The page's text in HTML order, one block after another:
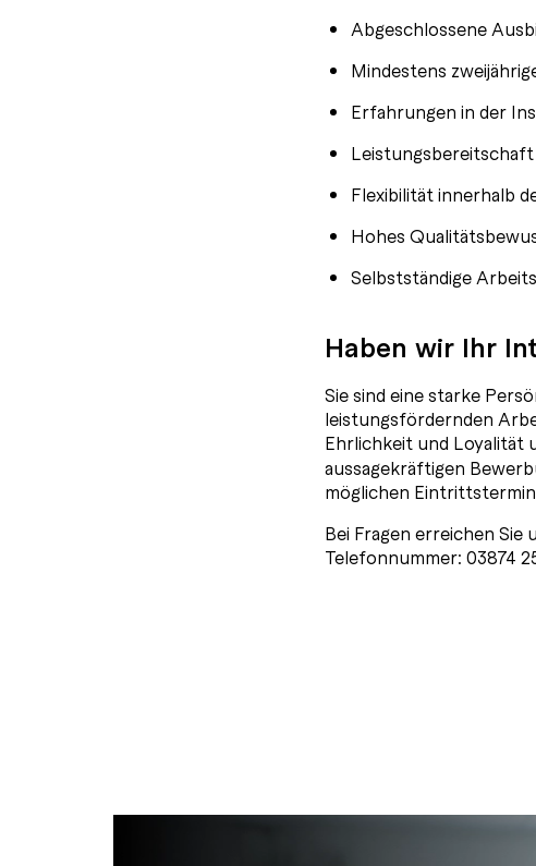
Abgeschlossene
Mindestens
Erfahrungen in der
Flexibilität innerhalb
Hohes
Selbstständige
Haben wir Ihr
Sie sind eine starke
leistungsfördernden
Ehrlichkeit und Loyalität
aussagekräftigen
möglichen
Bei Fragen erreichen
Telefonnummer: 03874